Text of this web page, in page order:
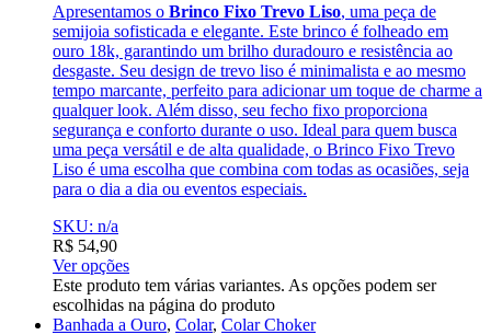
Apresentamos o Brinco Fixo Trevo Liso, uma peça de
semijoia sofisticada e elegante. Este brinco é folheado em
ouro 18k, garantindo um brilho duradouro e resistência ao
desgaste. Seu design de trevo liso é minimalista e ao mesmo
tempo marcante, perfeito para adicionar um toque de charme a
qualquer look. Além disso, seu fecho fixo proporciona
segurança e conforto durante o uso. Ideal para quem busca
uma peça versátil e de alta qualidade, o Brinco Fixo Trevo
Liso é uma escolha que combina com todas as ocasiões, seja
para o dia a dia ou eventos especiais.
SKU: n/a
R$ 54,90
Ver opções
Este produto tem várias variantes. As opções podem ser
escolhidas na página do produto
Banhada a Ouro, Colar, Colar Choker